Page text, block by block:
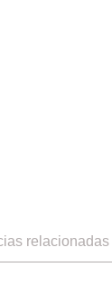
relacionadas